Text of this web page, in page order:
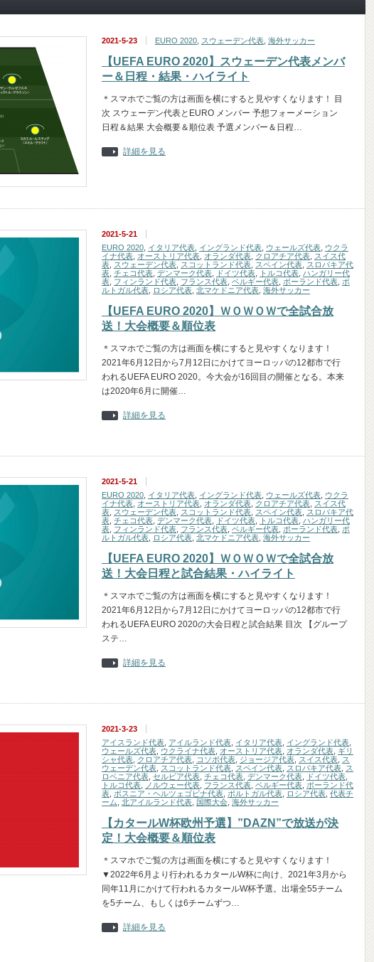
2021-5-23 EURO 2020 スウェーデン代表 海外サッカー
【UEFA EURO 2020】スウェーデン代表メンバ
ー＆日程・結果・ハイライト
＊スマホでご覧の方は画面を横にすると見やすくなります！ 目
次 スウェーデン代表とEURO メンバー 予想フォーメーション
日程＆結果 大会概要＆順位表 予選メンバー＆日程…
詳細を見る
2021-5-21
EURO 2020 イタリア代表 イングランド代表 ウェールズ代表 ウクラ
イナ代表 オーストリア代表 オランダ代表 クロアチア代表 スイス代
表 スウェーデン代表 スコットランド代表 スペイン代表 スロバキア代
表 チェコ代表 デンマーク代表 ドイツ代表 トルコ代表 ハンガリー代
表 フィンランド代表 フランス代表 ベルギー代表 ポーランド代表 ポ
ルトガル代表
ロシア代表 北マケドニア代表 海外サッカー
【UEFA EURO 2020】ＷＯＷＯＷで全試合放
送！大会概要＆順位表
＊スマホでご覧の方は画面を横にすると見やすくなります！
2021年6月12日から7月12日にかけてヨーロッパの12都市で行
われるUEFA EURO 2020。今大会が16回目の開催となる。本来
は2020年6月に開催…
詳細を見る
2021-5-21
EURO 2020 イタリア代表 イングランド代表 ウェールズ代表 ウクラ
イナ代表 オーストリア代表 オランダ代表 クロアチア代表 スイス代
表 スウェーデン代表 スコットランド代表 スペイン代表 スロバキア代
表 チェコ代表 デンマーク代表 ドイツ代表 トルコ代表 ハンガリー代
表 フィンランド代表 フランス代表 ベルギー代表 ポーランド代表 ポ
ルトガル代表
ロシア代表 北マケドニア代表 海外サッカー
【UEFA EURO 2020】ＷＯＷＯＷで全試合放
送！大会日程と試合結果・ハイライト
＊スマホでご覧の方は画面を横にすると見やすくなります！
2021年6月12日から7月12日にかけてヨーロッパの12都市で行
われるUEFA EURO 2020の大会日程と試合結果 目次 【グループ
ステ…
詳細を見る
2021-3-23
アイスランド代表 アイルランド代表 イタリア代表 イングランド代表
ウェールズ代表 ウクライナ代表 オーストリア代表 オランダ代表 ギリ
シャ代表 クロアチア代表 コソボ代表 ジョージア代表 スイス代表 ス
ウェーデン代表 スコットランド代表 スペイン代表 スロバキア代表 ス
ロベニア代表 セルビア代表 チェコ代表 デンマーク代表 ドイツ代表
トルコ代表
ノルウェー代表 フランス代表 ベルギー代表 ポーランド代
表 ボスニア・ヘルツェゴビナ代表 ポルトガル代表 ロシア代表 代表チ
ーム 北アイルランド代表 国際大会 海外サッカー
【カタールW杯欧州予選】”DAZN”で放送が決
定！大会概要＆順位表
＊スマホでご覧の方は画面を横にすると見やすくなります！
▼2022年6月より行われるカタールW杯に向け、2021年3月から
同年11月にかけて行われるカタールW杯予選。出場全55チーム
を5チーム、もしくは6チームずつ…
詳細を見る